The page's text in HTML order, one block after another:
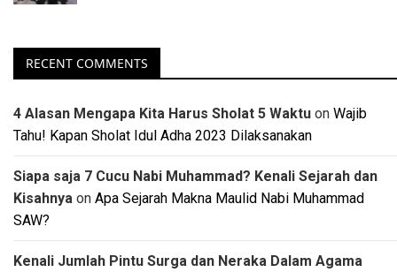
RECENT COMMENTS
4 Alasan Mengapa Kita Harus Sholat 5 Waktu on Wajib
Tahu! Kapan Sholat Idul Adha 2023 Dilaksanakan
Siapa saja 7 Cucu Nabi Muhammad? Kenali Sejarah dan
Kisahnya on Apa Sejarah Makna Maulid Nabi Muhammad
SAW?
Kenali Jumlah Pintu Surga dan Neraka Dalam Agama